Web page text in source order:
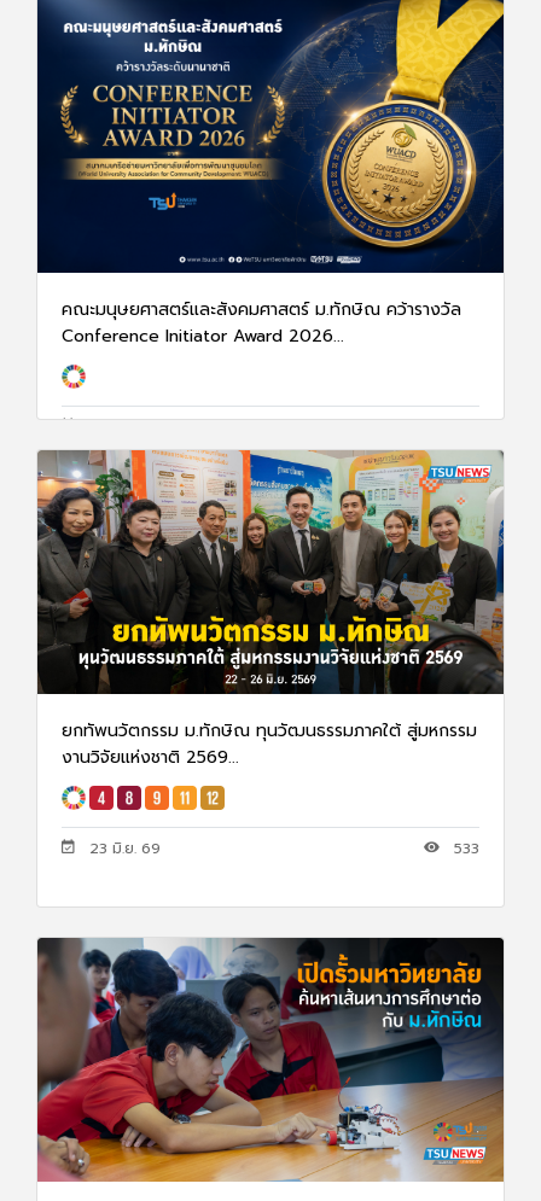
คณะมนุษยศาสตร์และสังคมศาสตร์ ม.ทักษิณ คว้ารางวัล
Conference Initiator Award 2026...
ยกทัพนวัตกรรม ม.ทักษิณ ทุนวัฒนธรรมภาคใต้ สู่มหกรรม
งานวิจัยแห่งชาติ 2569...
23 มิ.ย. 69 533